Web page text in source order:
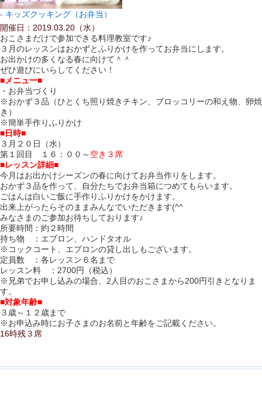
キッズクッキング（お弁当）
開催日：2019.03.20（水）
おこさまだけで参加できる料理教室です♪
３月のレッスンはおかずとふりかけを作ってお弁当にします。
お出かけの多くなる春に向けて＾＾
ぜひ遊びにいらしてください！
■メニュー■
・お弁当づくり
※おかず３品（ひとくち照り焼きチキン、ブロッコリーの和え物、卵焼
き）
※簡単手作りふりかけ
■日時■
３月２０日（水）
第１回目 １ ６：００～ 空き３席
■レッスン詳細■
今月はお出かけシーズンの春に向けてお弁当作りをします。
おかず３品を作って、自分たちでお弁当箱につめてもらいます。
ごはんは白いご飯に手作りふりかけをかけます。
出来上がったらそのままみんなでいただきます(^^
みなさまのご参加お待ちしております♪
所要時間：約２時間
持ち物 ：エプロン、ハンドタオル
※コックコート、エプロンの貸し出しもございます。
定員数 ：各レッスン６名まで
レッスン料 ：2700円（税込）
※兄弟でお申し込みの場合、2人目のおこさまから200円引きとなりま
す。
■対象年齢■
３歳～１２歳まで
※お申込み時にお子さまのお名前と年齢をご記載ください。
16時残３席